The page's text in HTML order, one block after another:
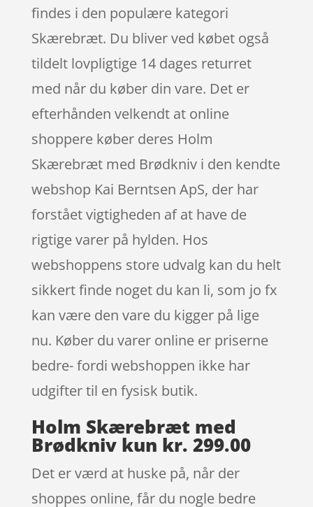
findes i den populære kategori
Skærebræt. Du bliver ved købet også
tildelt lovpligtige 14 dages returret
med når du køber din vare. Det er
efterhånden velkendt at online
shoppere køber deres Holm
Skærebræt med Brødkniv i den kendte
webshop Kai Berntsen ApS, der har
forstået vigtigheden af at have de
rigtige varer på hylden. Hos
webshoppens store udvalg kan du helt
sikkert finde noget du kan li, som jo fx
kan være den vare du kigger på lige
nu. Køber du varer online er priserne
bedre- fordi webshoppen ikke har
udgifter til en fysisk butik.
Holm Skærebræt med
Brødkniv kun kr. 299.00
Det er værd at huske på, når der
shoppes online, får du nogle bedre